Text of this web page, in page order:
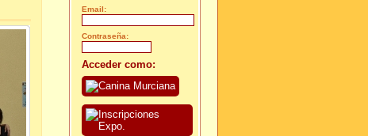
Email:
Contraseña:
Acceder como: